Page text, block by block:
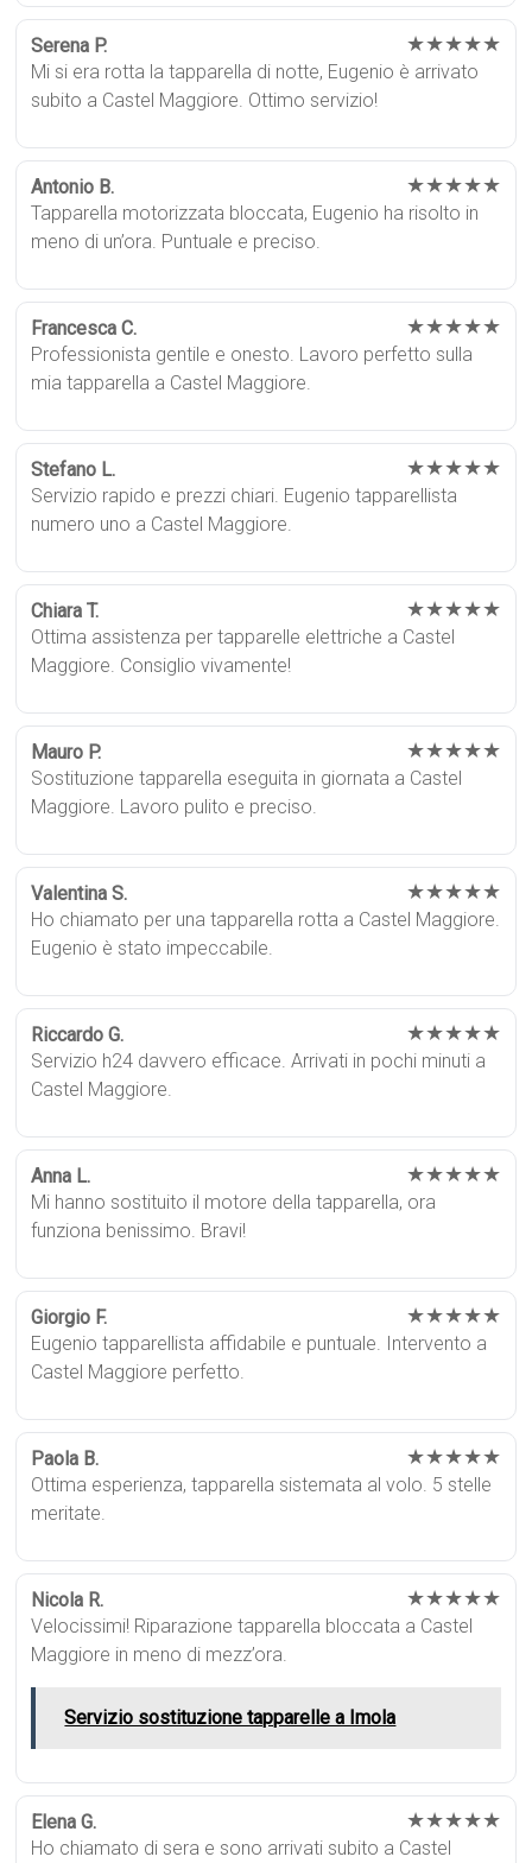
Serena P. ★★★★★
Mi si era rotta la tapparella di notte, Eugenio è arrivato
subito a Castel Maggiore. Ottimo servizio!
Antonio B. ★★★★★
Tapparella motorizzata bloccata, Eugenio ha risolto in
meno di un’ora. Puntuale e preciso.
Francesca C. ★★★★★
Professionista gentile e onesto. Lavoro perfetto sulla
mia tapparella a Castel Maggiore.
Stefano L. ★★★★★
Servizio rapido e prezzi chiari. Eugenio tapparellista
numero uno a Castel Maggiore.
Chiara T. ★★★★★
Ottima assistenza per tapparelle elettriche a Castel
Maggiore. Consiglio vivamente!
Mauro P. ★★★★★
Sostituzione tapparella eseguita in giornata a Castel
Maggiore. Lavoro pulito e preciso.
Valentina S. ★★★★★
Ho chiamato per una tapparella rotta a Castel Maggiore.
Eugenio è stato impeccabile.
Riccardo G. ★★★★★
Servizio h24 davvero efficace. Arrivati in pochi minuti a
Castel Maggiore.
Anna L. ★★★★★
Mi hanno sostituito il motore della tapparella, ora
funziona benissimo. Bravi!
Giorgio F. ★★★★★
Eugenio tapparellista affidabile e puntuale. Intervento a
Castel Maggiore perfetto.
Paola B. ★★★★★
Ottima esperienza, tapparella sistemata al volo. 5 stelle
meritate.
Nicola R. ★★★★★
Velocissimi! Riparazione tapparella bloccata a Castel
Maggiore in meno di mezz’ora.
Servizio sostituzione tapparelle a Imola
Elena G. ★★★★★
Ho chiamato di sera e sono arrivati subito a Castel